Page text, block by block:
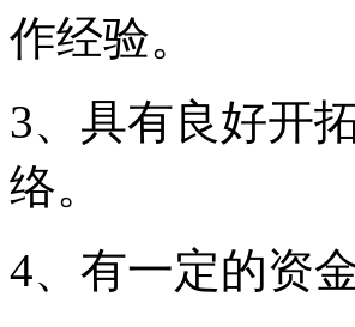
作经验。
3、具有良好开
络。
4、有一定的资